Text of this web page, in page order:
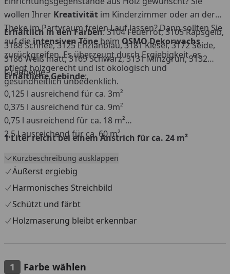
wollen Ihrer Kreativität im Kinderzimmer oder an der
Theke im Partyraum freien Lauf lassen? Dann sollten Sie
auf dieintensiven Tönebeim OSMO Dekorwachs
zurückgreifen. Es überzeugt durch Ergiebigkeit, es
pflegt holzgerecht und ist ökologisch und
gesundheitlich unbedenklich.
Erhältlich in den Farben: 3104 Feuerrot, 3105 Rapsgelb,
3188 Schnee, 3125 Enzianblau, 3181 Kiesel, 3172 Seide,
3186 Weiß matt, 3169 Schwarz, 3131 Minzgrün, 3132
Graubeige
Erhältliche Gebinde:
0,125 l ausreichend für ca. 3m²
0,375 l ausreichend für ca. 9m²
0,75 l ausreichend für ca. 18 m²
2,5 l ausreichend für ca. 60 m²
1 Liter reicht bei einem Anstrich für ca. 24 m²
Kurzbeschreibung ausklappen
Äußerst ergiebig
Harmonisches Streichbild
Schützt und färbt
Holzmaserung bleibt erkennbar
Farbe wählen